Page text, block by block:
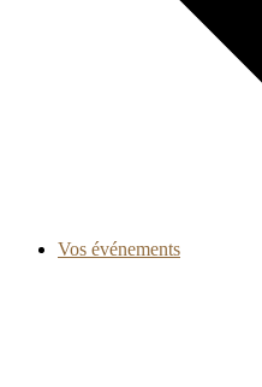
Vos événements